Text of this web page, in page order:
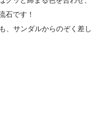
石です！
、サンダルからのぞく差し